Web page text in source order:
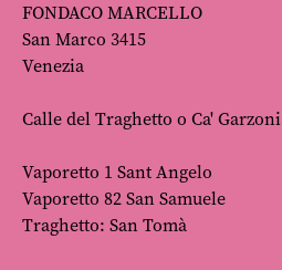
FONDACO MARCELLO
San Marco 3415
Venezia
Calle del Traghetto o Ca' Garzoni
Vaporetto 1 Sant Angelo
Vaporetto 82 San Samuele
Traghetto: San Tomà